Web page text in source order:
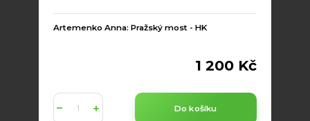
Artemenko Anna: Pražský most - HK
1 200 Kč
Do košíku